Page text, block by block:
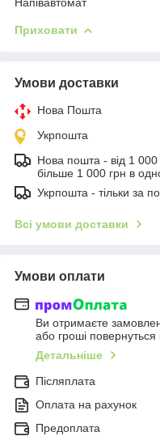
Приховати
Умови доставки
Нова Пошта
Укрпошта
Нова пошта - від 1 000
більше 1 000 грн в
Укрпошта - тільки за
Всі умови доставки
Умови оплати
Ви отримаєте
або гроші
Детальніше
Післяплата
Оплата на рахунок
Предоплата